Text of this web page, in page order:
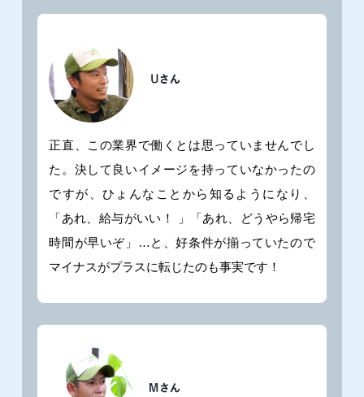
正直、この業界で働くとは思っていませんでし
た。決して良いイメージを持っていなかったの
ですが、ひょんなことから知るようになり、
「あれ、給与がいい！ 」「あれ、どうやら帰宅
時間が早いぞ」…と、好条件が揃っていたので
マイナスがプラスに転じたのも事実です！